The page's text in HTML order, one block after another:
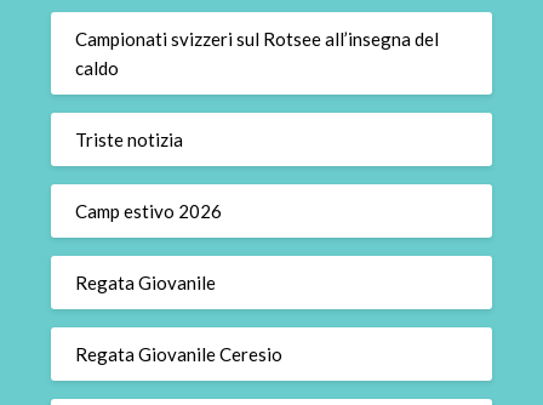
Campionati svizzeri sul Rotsee all’insegna del
caldo
Triste notizia
Camp estivo 2026
Regata Giovanile
Regata Giovanile Ceresio